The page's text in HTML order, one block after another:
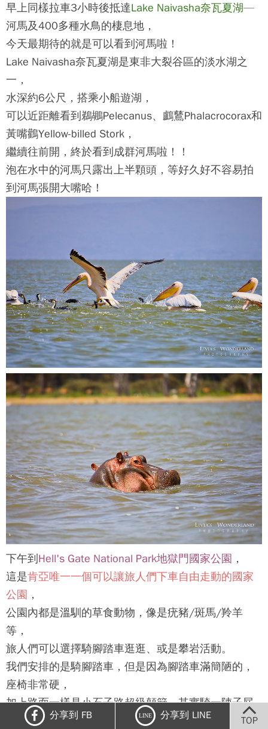
早上同樣拉車3小時後抵達Lake Naivasha奈瓦夏湖—
河馬及400多種水鳥的棲息地，
今天最期待的就是可以看到河馬啦！
Lake Naivasha奈瓦夏湖是東非大裂谷區的淡水湖之
一，
水深約6公尺，搭乘小船遊湖，
可以近距離看到鵜鶘Pelecanus、鸕鶿Phalacrocorax和
黃嘴鸛Yellow-billed Stork，
繼續往前開，終於看到成群河馬啦！！
泡在水中的河馬只露出上半顆頭，等好久好不容易拍
到河馬張開大嘴哈！
下午到 Hell's Gate National Park地獄門國家公園 ，
這是肯亞唯一一個可以讓旅人們下車自由走動的國家
公園 ，
公園內都是溫馴的草食動物，像是疣豬/斑馬/羚羊
等，
旅人們可以選擇騎腳踏車逛逛、或是攀岩活動。
我們安排的是騎腳踏車，但是因為腳踏車滿簡陋的，
座椅非常硬，
加上路面一樣是小石子路超級顛簸，其實騎一陣子屁
股就滿痛。分享到 FB LINE 分享到 LINE TOP